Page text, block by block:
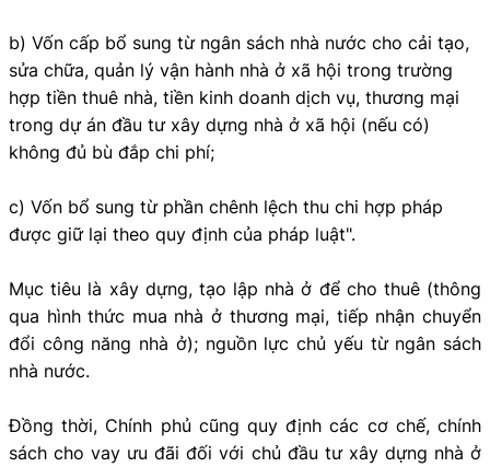
b) Vốn cấp bổ sung từ ngân sách nhà nước cho cải tạo,
sửa chữa, quản lý vận hành nhà ở xã hội trong trường
hợp tiền thuê nhà, tiền kinh doanh dịch vụ, thương mại
trong dự án đầu tư xây dựng nhà ở xã hội (nếu có)
không đủ bù đắp chi phí;
c) Vốn bổ sung từ phần chênh lệch thu chi hợp pháp
được giữ lại theo quy định của pháp luật".
Mục tiêu là xây dựng, tạo lập nhà ở để cho thuê (thông
qua hình thức mua nhà ở thương mại, tiếp nhận chuyển
đổi công năng nhà ở); nguồn lực chủ yếu từ ngân sách
nhà nước.
Đồng thời, Chính phủ cũng quy định các cơ chế, chính
sách cho vay ưu đãi đối với chủ đầu tư xây dựng nhà ở